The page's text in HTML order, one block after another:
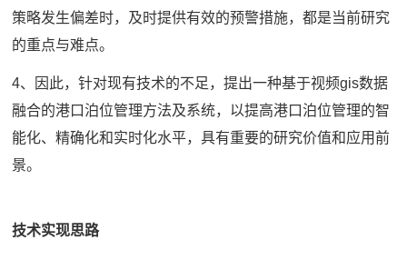
策略发生偏差时，及时提供有效的预警措施，都是当前研究
的重点与难点。
4、因此，针对现有技术的不足，提出一种基于视频gis数据
融合的港口泊位管理方法及系统，以提高港口泊位管理的智
能化、精确化和实时化水平，具有重要的研究价值和应用前
景。
技术实现思路